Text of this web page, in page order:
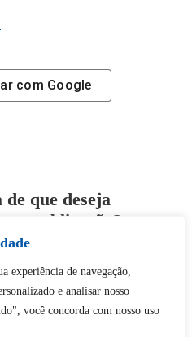
experiência de navegação,
e analisar nosso
você concorda com nosso uso
com Google
de que deseja
publicação?
esquerda : 0
Não